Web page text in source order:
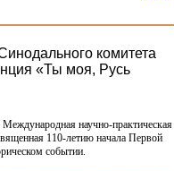
комитета
«Ты моя, Русь
научно-практическая
110-летию начала Первой
событии.